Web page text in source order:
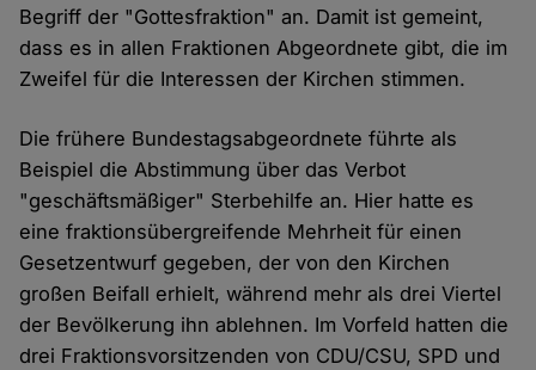
Begriff der "Gottesfraktion" an. Damit ist gemeint,
dass es in allen Fraktionen Abgeordnete gibt, die im
Zweifel für die Interessen der Kirchen stimmen.
Die frühere Bundestagsabgeordnete führte als
Beispiel die Abstimmung über das Verbot
"geschäftsmäßiger" Sterbehilfe an. Hier hatte es
eine fraktionsübergreifende Mehrheit für einen
Gesetzentwurf gegeben, der von den Kirchen
großen Beifall erhielt, während mehr als drei Viertel
der Bevölkerung ihn ablehnen. Im Vorfeld hatten die
drei Fraktionsvorsitzenden von CDU/CSU, SPD und